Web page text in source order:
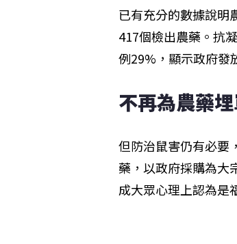
已有充分的數據說明
417個檢出農藥。抗
例29%，顯示政府發
不再為農藥
但防治鼠害仍有必要
藥，以政府採購為大
成大眾心理上認為是